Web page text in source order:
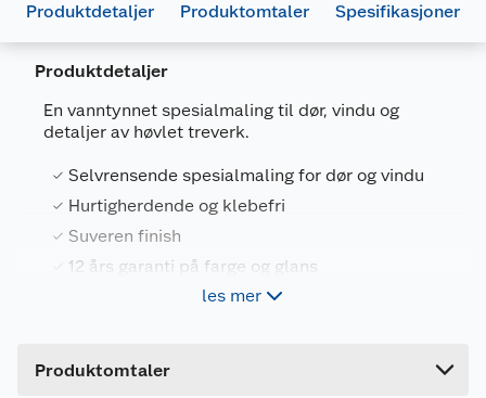
Produktdetaljer Produktomtaler Spesifikasjoner
Produktdetaljer
En vanntynnet spesialmaling til dør, vindu og
detaljer av høvlet treverk.
Selvrensende spesialmaling for dør og vindu
Hurtigherdende og klebefri
Suveren finish
12 års garanti på farge og glans
glans. Dette gir langvarig nymalt og rent
les mer
Produktomtaler
Generelt
Artikkelnummer
7031157809188
Leverandørens artikkelnummer
Størrelse
Lengde